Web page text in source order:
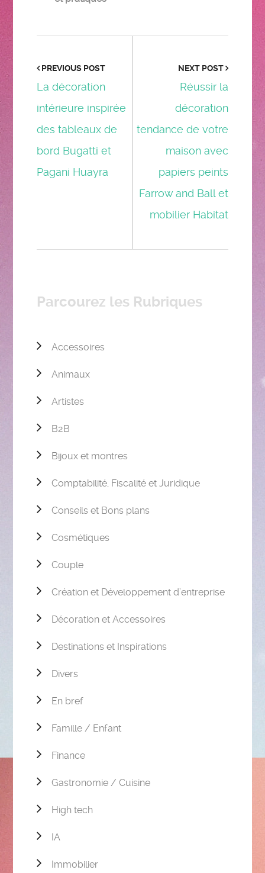
PREVIOUS POST
La décoration
intérieure inspirée
des tableaux de
bord Bugatti et
Pagani Huayra
NEXT POST
Réussir la
décoration
tendance de votre
maison avec
papiers peints
Farrow and Ball et
mobilier Habitat
Parcourez les Rubriques
Accessoires
Animaux
Artistes
B2B
Bijoux et montres
Comptabilité, Fiscalité et Juridique
Conseils et Bons plans
Cosmétiques
Couple
Création et Développement d’entreprise
Décoration et Accessoires
Destinations et Inspirations
Divers
En bref
Famille / Enfant
Finance
Gastronomie / Cuisine
High tech
IA
Immobilier